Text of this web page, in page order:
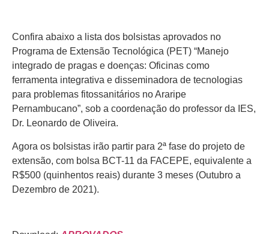
Confira abaixo a lista dos bolsistas aprovados no
Programa de Extensão Tecnológica (PET) “Manejo
integrado de pragas e doenças: Oficinas como
ferramenta integrativa e disseminadora de tecnologias
para problemas fitossanitários no Araripe
Pernambucano”, sob a coordenação do professor da IES,
Dr. Leonardo de Oliveira.
Agora os bolsistas irão partir para 2ª fase do projeto de
extensão, com bolsa BCT-11 da FACEPE, equivalente a
R$500 (quinhentos reais) durante 3 meses (Outubro a
Dezembro de 2021).